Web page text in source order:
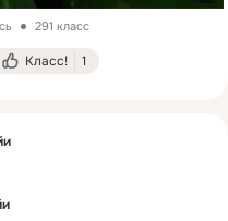
291 класс
Класс! 1